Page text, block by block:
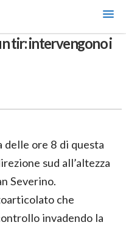
tir: intervengono i
delle ore 8 di questa
sud all’altezza
Severino.
che
invadendo la